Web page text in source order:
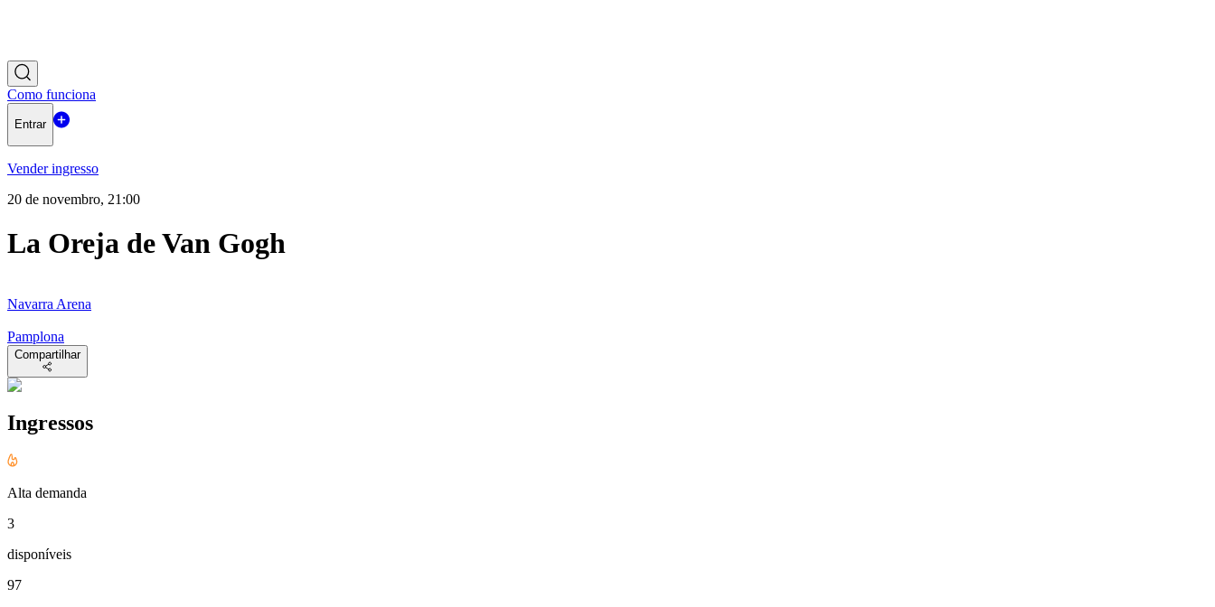
Como funciona
Entrar
Vender ingresso
20 de novembro, 21:00
La Oreja de Van Gogh
Navarra Arena
Pamplona
Compartilhar
Ingressos
Alta demanda
3
disponíveis
97